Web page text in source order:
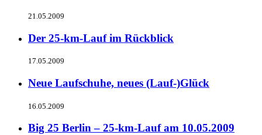
21.05.2009
Der 25-km-Lauf im Rückblick
17.05.2009
Neue Laufschuhe, neues (Lauf-)Glück
16.05.2009
Big 25 Berlin – 25-km-Lauf am 10.05.2009